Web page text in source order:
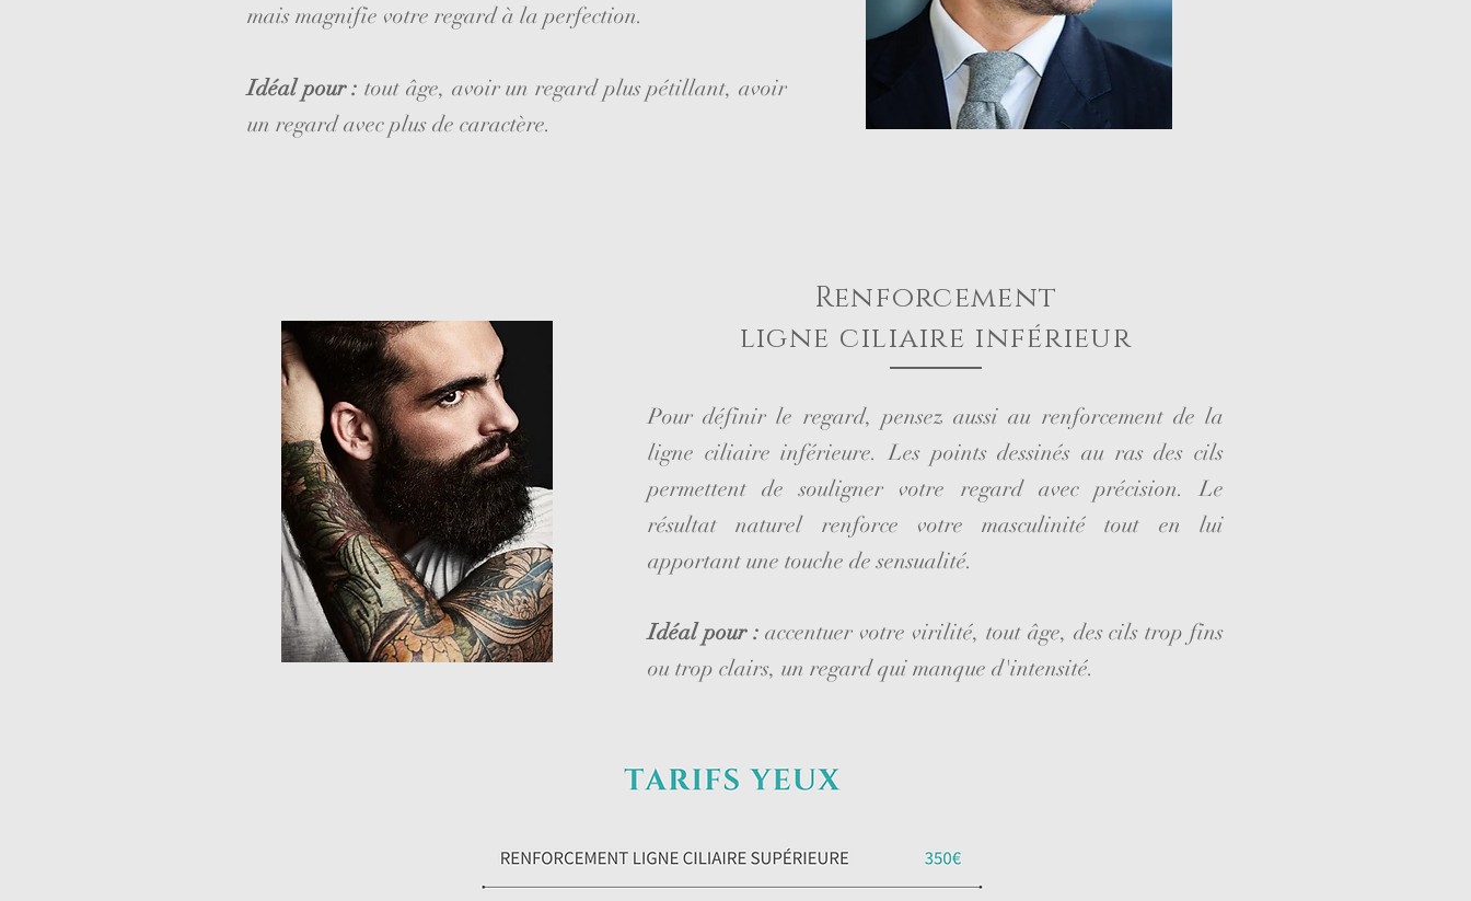
mais magnifie votre regard à la perfection.
Idéal pour : tout âge, avoir un regard plus pétillant, avoir
un regard avec plus de caractère.
Renforcement
ligne ciliaire inférieur
Pour définir le regard, pensez aussi au renforcement de la
ligne ciliaire inférieure. Les points dessinés au ras des cils
permettent de souligner votre regard avec précision. Le
résultat naturel renforce votre masculinité tout en lui
apportant une touche de sensualité.
Idéal pour : accentuer votre virilité, tout âge, des cils trop fins
ou trop clairs, un regard qui manque d'intensité.